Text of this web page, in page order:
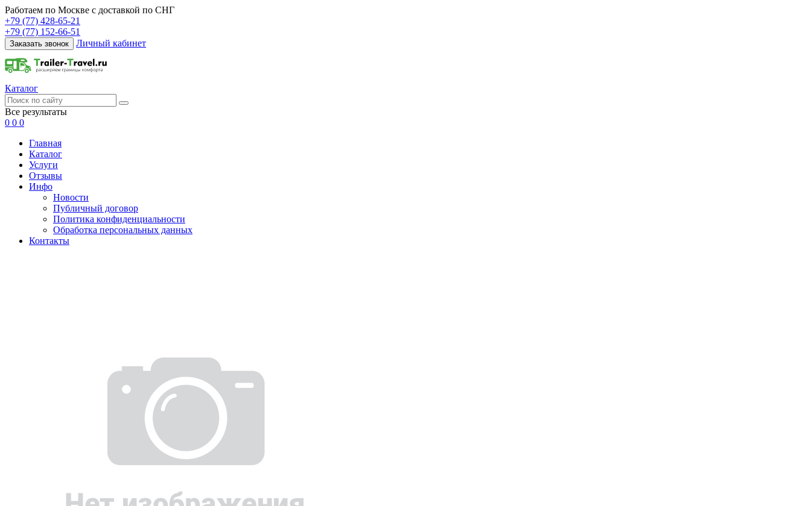
Работаем по Москве с доставкой по СНГ
+79 (77) 428-65-21
+79 (77) 152-66-51
Заказать звонок Личный кабинет
Каталог
Все результаты
0 0 0
Главная
Каталог
Услуги
Отзывы
Инфо
Новости
Публичный договор
Политика конфиденциальности
Обработка персональных данных
Контакты